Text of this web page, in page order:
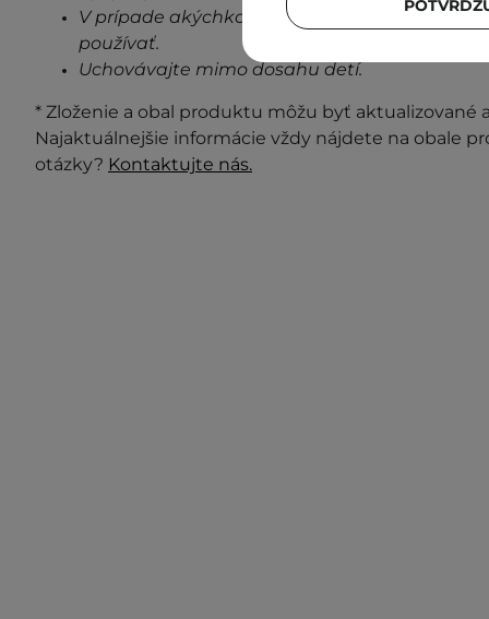
V prípade akýchkoľvek známok
používať.
Uchovávajte mimo dosahu detí.
* Zloženie a obal produktu môžu byť aktualizované
Najaktuálnejšie informácie vždy nájdete na obale
otázky? Kontaktujte nás.